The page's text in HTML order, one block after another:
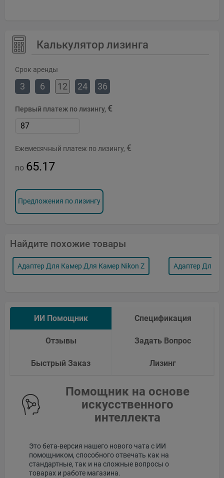
Калькулятор лизинга
Срок аренды
3 6 12 24 36
Первый платеж по лизингу, €
Ежемесячный платеж по лизингу, €
no 65.17
Предложения по лизингу
Найдите похожие товары
Адаптер Для Камер Для Камер Nikon Z Адаптер Для
ИИ Помощник Спецификация
Отзывы Задать Вопрос
Быстрый Заказ Лизинг
Помощник на основе
искусственного
интеллекта
Это бета-версия нашего нового чата с ИИ
помощником, способного отвечать как на
стандартные, так и на сложные вопросы о
товарах и работе магазина.